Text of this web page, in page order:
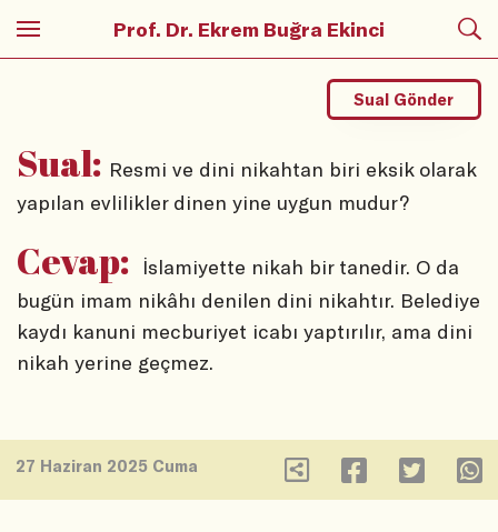
Prof. Dr. Ekrem Buğra Ekinci
Sual: Resmi ve dini nikahtan biri eksik olarak
yapılan evlilikler dinen yine uygun mudur?
Sual Gönder
Cevap:
İslamiyette nikah bir tanedir. O da
bugün imam nikâhı denilen dini nikahtır. Belediye
kaydı kanuni mecburiyet icabı yaptırılır, ama dini
nikah yerine geçmez.
27 Haziran 2025 Cuma